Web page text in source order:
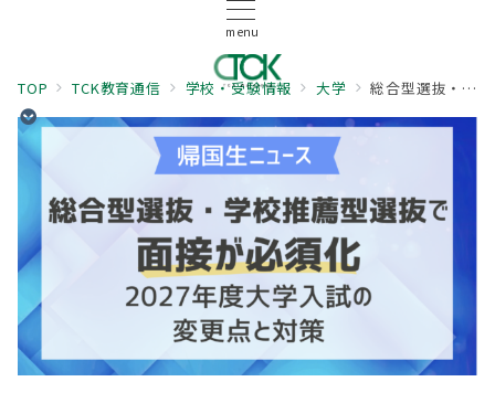
menu
TOP TCK教育通信 学校・受験情報 大学 総合型選抜・学校推薦型選抜で面接が必須化2027年度大学入試の変更点と対策